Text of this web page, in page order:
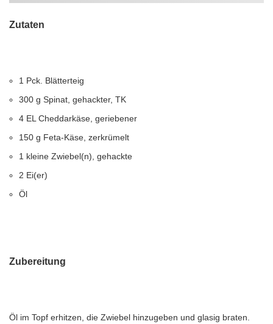
Zutaten
1 Pck. Blätterteig
300 g Spinat, gehackter, TK
4 EL Cheddarkäse, geriebener
150 g Feta-Käse, zerkrümelt
1 kleine Zwiebel(n), gehackte
2 Ei(er)
Öl
Zubereitung
Öl im Topf erhitzen, die Zwiebel hinzugeben und glasig braten.